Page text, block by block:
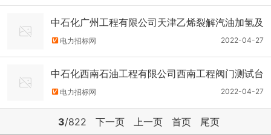
中石化广州工程有限公司天津乙烯裂解汽油加氢及
丁二烯抽提EPC总承包项目电加热器招标公告
2022-04-27
电力招标网
中石化西南石油工程有限公司西南工程阀门测试台
公开招标阀门试验台1台招标公告
2022-04-27
电力招标网
3/822 下一页 上一页 首页 尾页